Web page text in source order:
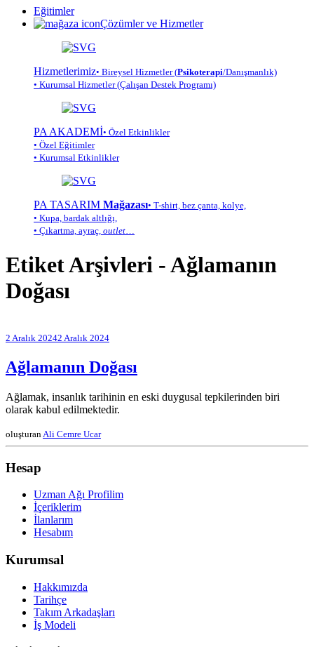
Eğitimler
Çözümler ve Hizmetler
Hizmetlerimiz• Bireysel Hizmetler (Psikoterapi/Danışmanlık)
• Kurumsal Hizmetler (Çalışan Destek Programı)
PA AKADEMİ• Özel Etkinlikler
• Özel Eğitimler
• Kurumsal Etkinlikler
PA TASARIM Mağazası• T-shirt, bez çanta, kolye,
• Kupa, bardak altlığı,
• Çıkartma, ayraç, outlet…
Etiket Arşivleri -Ağlamanın
Doğası
2 Aralık 20242 Aralık 2024
Ağlamanın Doğası
Ağlamak, insanlık tarihinin en eski duygusal tepkilerinden biri
olarak kabul edilmektedir.
oluşturan Ali Cemre Ucar
Hesap
Uzman Ağı Profilim
İçeriklerim
İlanlarım
Hesabım
Kurumsal
Hakkımızda
Tarihçe
Takım Arkadaşları
İş Modeli